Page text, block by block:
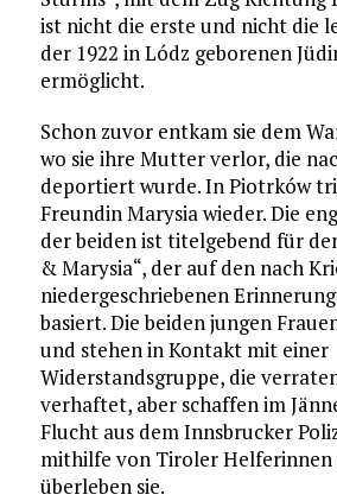
ist nicht die erste und nicht die
der 1922 in Lódz geborenen
ermöglicht.
Schon zuvor entkam sie dem
wo sie ihre Mutter verlor, die
deportiert wurde. In Piotrków
Freundin Marysia wieder. Die
der beiden ist titelgebend für
& Marysia“, der auf den nach
niedergeschriebenen
basiert. Die beiden jungen
und stehen in Kontakt mit einer
Widerstandsgruppe, die
verhaftet, aber schaffen im
Flucht aus dem Innsbrucker
mithilfe von Tiroler
überleben sie.